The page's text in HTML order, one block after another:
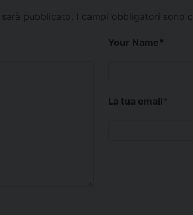
pubblicato. I campi obbligatori sono
Your Name*
La tua email*